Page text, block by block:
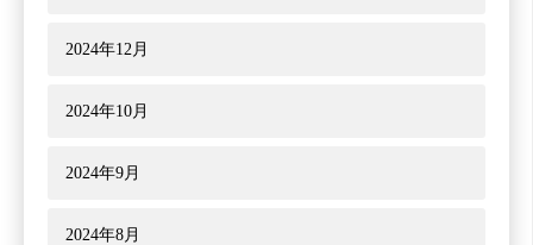
2024年12月
2024年10月
2024年9月
2024年8月